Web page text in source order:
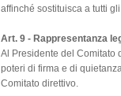
affinché sostituisca a tutti
Art. 9 - Rappresentanza
Al Presidente del Comitato
poteri di firma e di
Comitato direttivo.